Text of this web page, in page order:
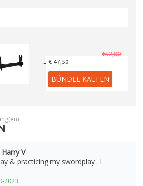
=
€52,00
€ 47,50
BÜNDEL KAUFEN
V
& practicing my swordplay . I
2023